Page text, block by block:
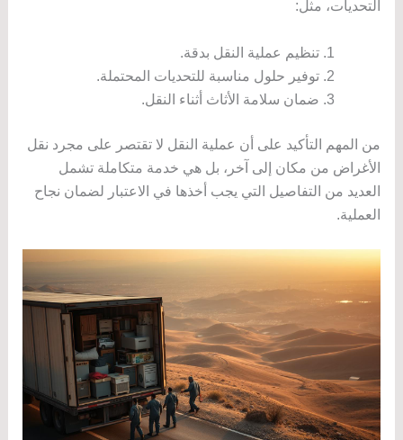
التحديات، مثل:
تنظيم عملية النقل بدقة.
توفير حلول مناسبة للتحديات المحتملة.
ضمان سلامة الأثاث أثناء النقل.
من المهم التأكيد على أن عملية النقل لا تقتصر على مجرد نقل
الأغراض من مكان إلى آخر، بل هي خدمة متكاملة تشمل
العديد من التفاصيل التي يجب أخذها في الاعتبار لضمان نجاح
العملية.